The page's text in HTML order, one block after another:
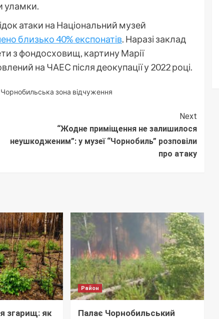
уламки.
атаки на Національний музей
близько 40% експонатів. Наразі заклад
з фондосховищ, картину Марії
на ЧАЕС після деокупації у 2022 році.
Чорнобильська зона відчуження
Next
“Жодне приміщення не залишилося
неушкодженим”: у музеї “Чорнобиль” розповіли
про атаку
згарищ: як
Район
Палає Чорнобильський